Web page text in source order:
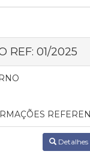
REF: 01/2025
Detalhes